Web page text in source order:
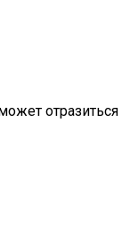
отразиться